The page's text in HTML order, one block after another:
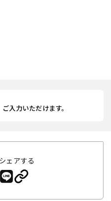
入力いただけます。
ェアする